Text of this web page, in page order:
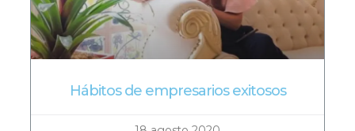
Hábitos de empresarios exitosos